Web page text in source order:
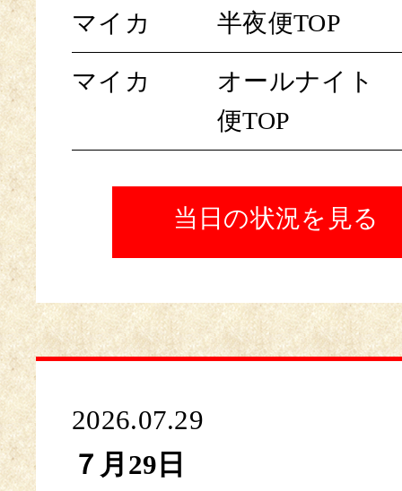
マイカ 半夜便TOP
マイカ
オールナイト
便TOP
当日の状況を見る
2026.07.29
７月29日